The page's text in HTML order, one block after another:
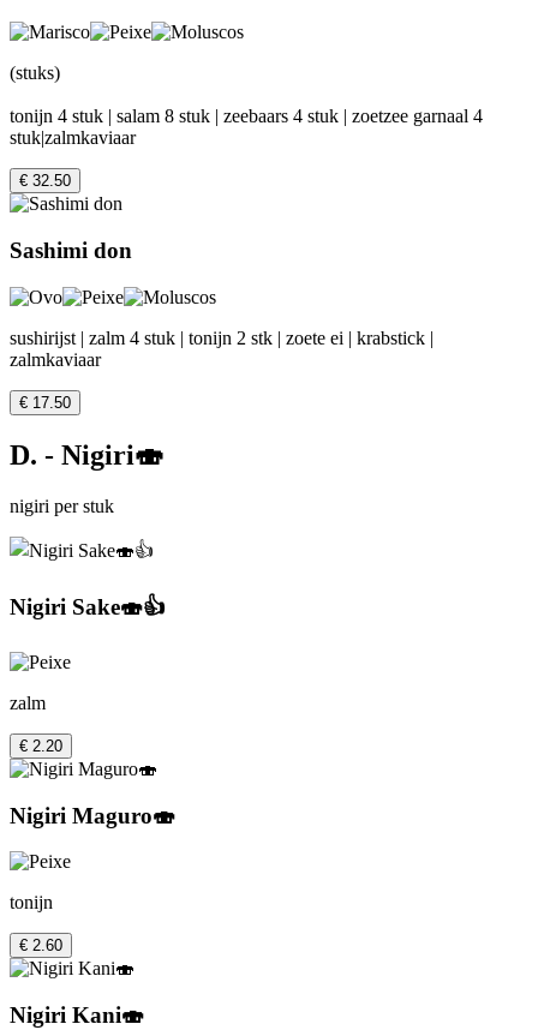
(stuks)
tonijn 4 stuk | salam 8 stuk | zeebaars 4 stuk | zoetzee garnaal 4
stuk|zalmkaviaar
€ 32.50
Sashimi don
sushirijst | zalm 4 stuk | tonijn 2 stk | zoete ei | krabstick |
zalmkaviaar
€ 17.50
D. - Nigiri🍣
nigiri per stuk
Nigiri Sake🍣👍
zalm
€ 2.20
Nigiri Maguro🍣
tonijn
€ 2.60
Nigiri Kani🍣